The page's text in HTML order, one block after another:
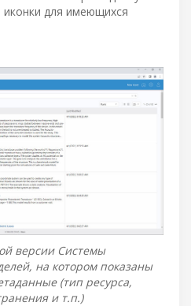
для имеющихся
версии Системы
на котором показаны
(тип ресурса,
и т.п.)